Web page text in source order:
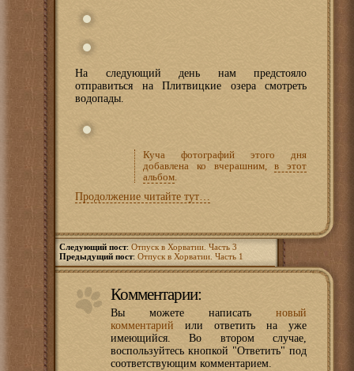
На следующий день нам предстояло
отправиться на Плитвицкие озера смотреть
водопады.
Куча фотографий этого дня
добавлена ко вчерашним,в этот
альбом.
Продолжение читайте тут…
Следующий пост: Отпуск в Хорватии. Часть 3
Предыдущий пост: Отпуск в Хорватии. Часть 1
Комментарии:
Вы можете написать новый
комментарий или ответить на уже
имеющийся. Во втором случае,
воспользуйтесь кнопкой "Ответить" под
соответствующим комментарием.